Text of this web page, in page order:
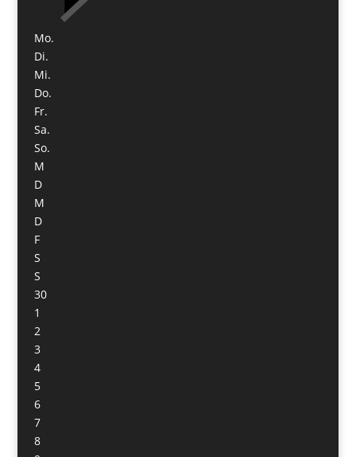
Mo.
Di.
Mi.
Do.
Fr.
Sa.
So.
M
D
M
D
F
S
S
30
1
2
3
4
5
6
7
8